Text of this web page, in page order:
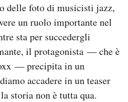
delle foto di musicisti jazz,
un ruolo importante nel
sta per succedergli
il protagonista — che è
— precipita in un
accadere in un teaser
storia non è tutta qua.